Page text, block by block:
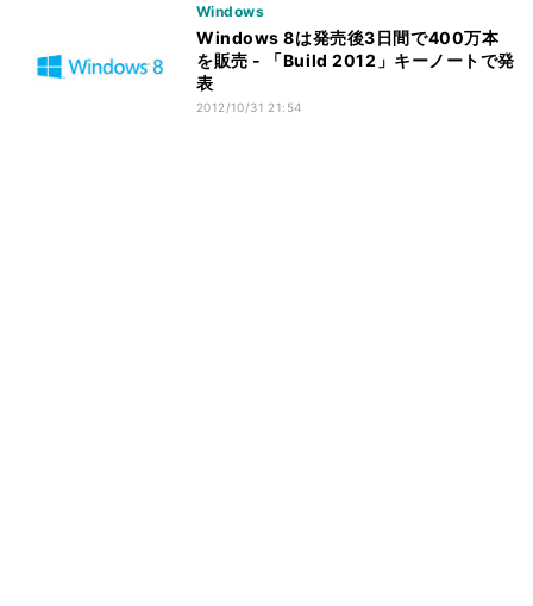
Windows
Windows 8は発売後3日間で400万本
を販売 - 「Build 2012」キーノートで発
表
2012/10/31 21:54